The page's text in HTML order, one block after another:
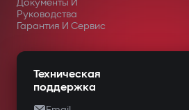
Документы И
Руководства
Гарантия И Сервис
Техническая
поддержка